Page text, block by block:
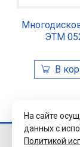
ЭТМ
© 2026 Завод
На сайте
данных с
Политикой